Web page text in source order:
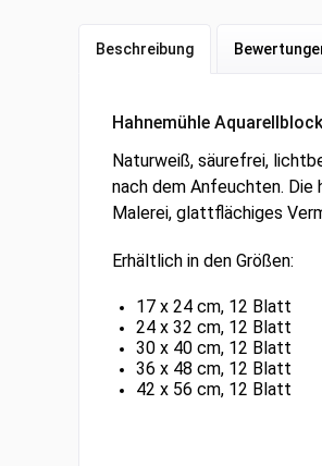
Beschreibung
Hahnemühle
Naturweiß, säurefrei,
nach dem Anfeuchten. Die
Malerei, glattflächiges
Erhältlich in den Größen:
17 x 24 cm, 12 Blatt
24 x 32 cm, 12 Blatt
30 x 40 cm, 12 Blatt
36 x 48 cm, 12 Blatt
42 x 56 cm, 12 Blatt